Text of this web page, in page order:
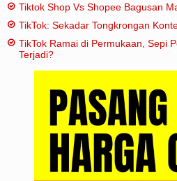
Tiktok Shop Vs Shopee Bagusan
TikTok: Sekadar Tongkrongan
TikTok Ramai di Permukaan, Sepi
Terjadi?